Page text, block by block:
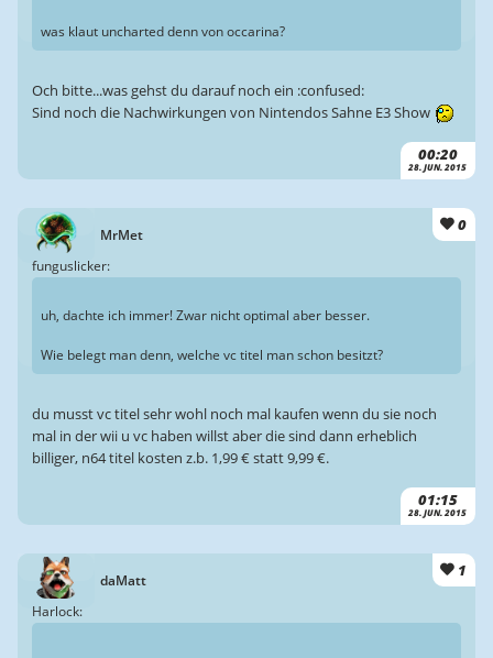
00:20
28. JUN. 2015
was klaut uncharted denn von occarina?
Och bitte...was gehst du darauf noch ein :confused:
Sind noch die Nachwirkungen von Nintendos Sahne E3 Show
MrMet
0
01:15
28. JUN. 2015
funguslicker:
uh, dachte ich immer! Zwar nicht optimal aber besser.
Wie belegt man denn, welche vc titel man schon besitzt?
du musst vc titel sehr wohl noch mal kaufen wenn du sie noch
mal in der wii u vc haben willst aber die sind dann erheblich
billiger, n64 titel kosten z.b. 1,99 € statt 9,99 €.
daMatt
1
Harlock: